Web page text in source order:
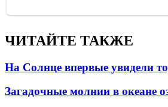
ЧИТАЙТЕ ТАКЖЕ
На Солнце впервые увидели
Загадочные молнии в океане